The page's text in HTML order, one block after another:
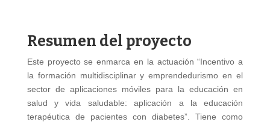
Resumen del proyecto
Este proyecto se enmarca en la actuación “Incentivo a
la formación multidisciplinar y emprendedurismo en el
sector de aplicaciones móviles para la educación en
salud y vida saludable: aplicación a la educación
terapéutica de pacientes con diabetes”. Tiene como